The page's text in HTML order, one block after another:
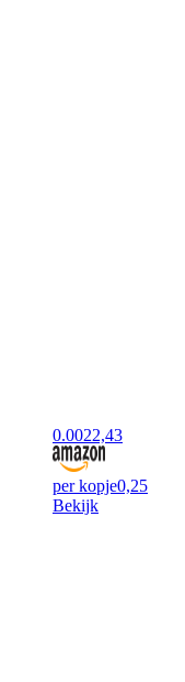
0.0022,43
per kopje0,25
Bekijk